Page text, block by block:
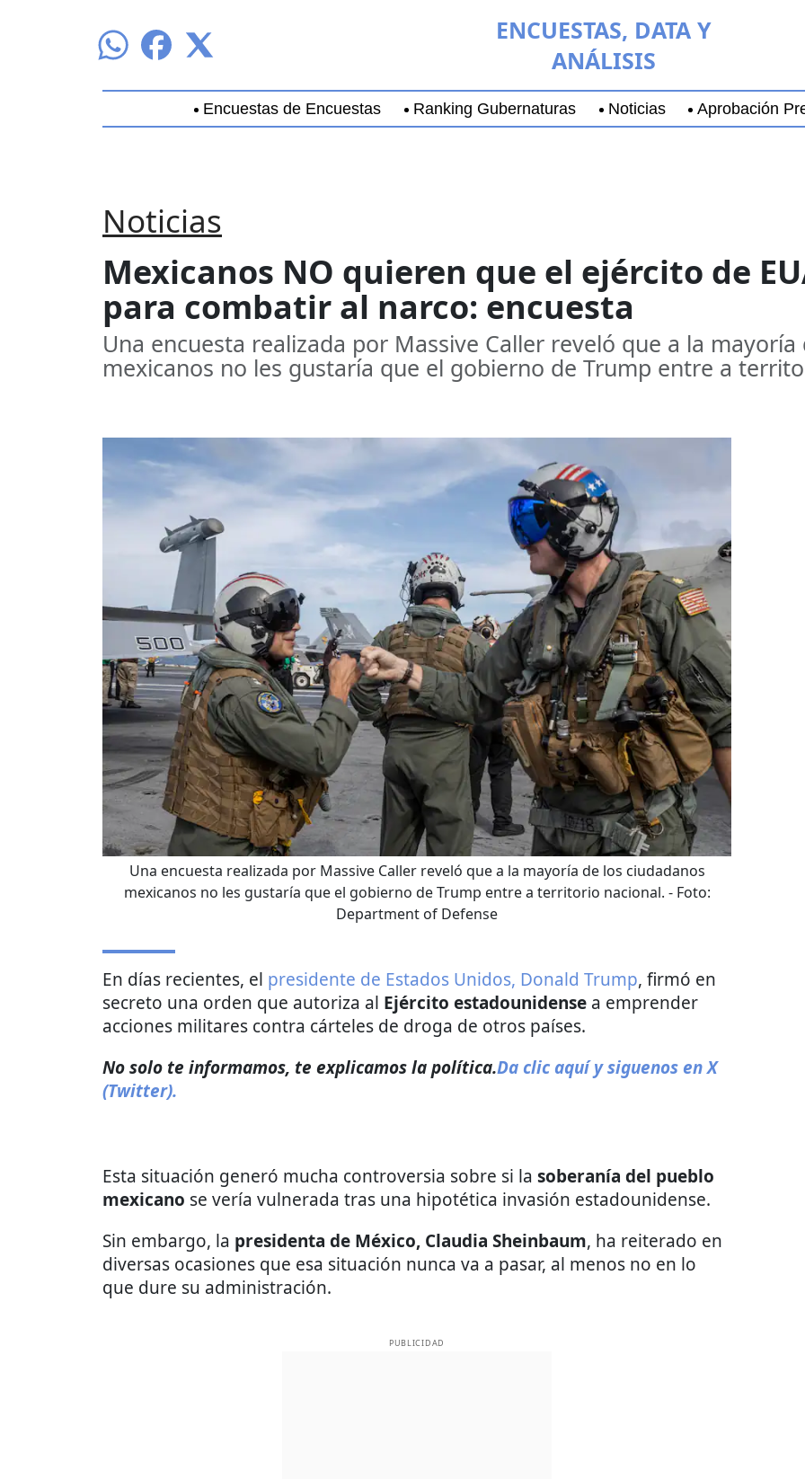
ENCUESTAS, DATA Y
ANÁLISIS
Encuestas de Encuestas Ranking Gubernaturas Noticias Aprobación
Noticias
Mexicanos NO quieren que el ejército de
para combatir al narco: encuesta
Una encuesta realizada por Massive Caller reveló que a la
mexicanos no les gustaría que el gobierno de Trump entre a
Una encuesta realizada por Massive Caller reveló que a la mayoría de los ciudadanos
mexicanos no les gustaría que el gobierno de Trump entre a territorio nacional. - Foto:
Department of Defense
En días recientes, el presidente de Estados Unidos, Donald Trump, firmó en
secreto una orden que autoriza al Ejército estadounidense a emprender
acciones militares contra cárteles de droga de otros países.
No solo te informamos, te explicamos la política.Da clic aquí y siguenos en X
(Twitter).
Esta situación generó mucha controversia sobre si la soberanía del pueblo
mexicano se vería vulnerada tras una hipotética invasión estadounidense.
Sin embargo, la presidenta de México, Claudia Sheinbaum, ha reiterado en
diversas ocasiones que esa situación nunca va a pasar, al menos no en lo
que dure su administración.
PUBLICIDAD